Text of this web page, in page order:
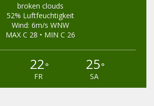
broken clouds
52% Luftfeuchtigkeit
Wind: 6m/s WNW
MAX C 28 • MIN C 26
22°
FR
25°
SA